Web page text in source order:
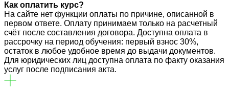
Как оплатить курс?
На сайте нет функции оплаты по причине, описанной в
первом ответе. Оплату принимаем только на расчетный
счёт после составления договора. Доступна оплата в
рассрочку на период обучения: первый взнос 30%,
остаток в любое удобное время до выдачи документов.
Для юридических лиц доступна оплата по факту оказания
услуг после подписания акта.